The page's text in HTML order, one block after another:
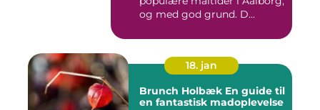
og med god grund. D...
18. jan
Brunch Holbæk En guide til
en fantastisk madoplevelse